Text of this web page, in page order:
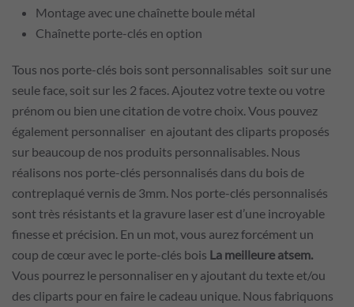
Montage avec une chaînette boule métal
Chaînette porte-clés en option
Tous nos porte-clés bois sont personnalisables soit sur une
seule face, soit sur les 2 faces. Ajoutez votre texte ou votre
prénom ou bien une citation de votre choix. Vous pouvez
également personnaliser en ajoutant des cliparts proposés
sur beaucoup de nos produits personnalisables. Nous
réalisons nos porte-clés personnalisés dans du bois de
contreplaqué vernis de 3mm. Nos porte-clés personnalisés
sont très résistants et la gravure laser est d’une incroyable
finesse et précision. En un mot, vous aurez forcément un
coup de cœur avec le porte-clés bois La meilleure atsem.
Vous pourrez le personnaliser en y ajoutant du texte et/ou
des cliparts pour en faire le cadeau unique. Nous fabriquons